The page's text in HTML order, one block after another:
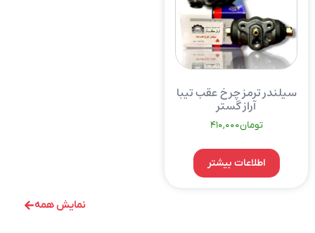
نمایش همه
سیلندر ترمز چرخ عقب تیبا
آراز گستر
تومان410,000
اطلاعات بیشتر